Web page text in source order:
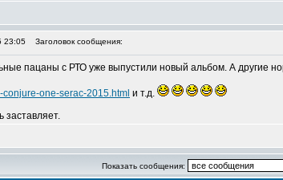
23:05 Заголовок сообщения:
пацаны с РТО уже выпустили новый альбом. А другие
one-serac-2015.html и т.д.
заставляет.
Показать сообщения: